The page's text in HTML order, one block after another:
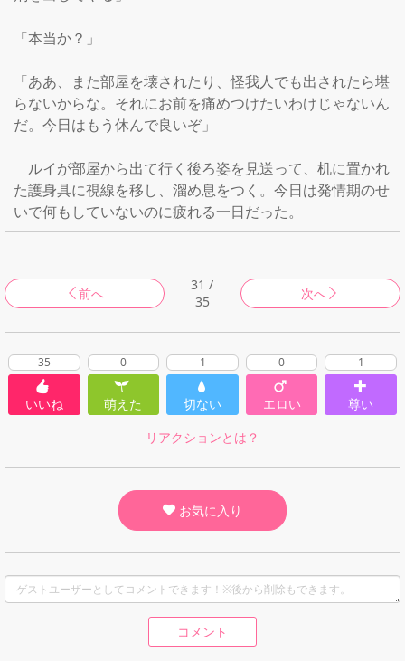
「本当か？」
「ああ、また部屋を壊されたり、怪我人でも出されたら堪
らないからな。それにお前を痛めつけたいわけじゃないん
だ。今日はもう休んで良いぞ」
ルイが部屋から出て行く後ろ姿を見送って、机に置かれ
た護身具に視線を移し、溜め息をつく。今日は発情期のせ
前へ
31 /
35
次へ
35
いいね
0
萌えた
1
切ない
0
エロい
1
尊い
リアクションとは？
お気に入り
コメント